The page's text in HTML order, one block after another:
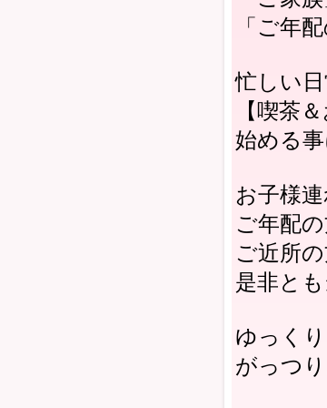
「ご年
忙しい
【喫茶
始める事
お子様連
ご年配
ご近所
是非と
ゆっく
がっつ